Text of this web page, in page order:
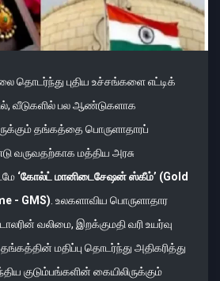
தொடர்ந்து புதிய உச்சங்களை எட்டிக்
வீடுகளில் பல ஆண்டுகளாக
தங்கத்தை பொருளாதாரப்
வருவதற்காக மத்திய அரசு
‘கோல்ட் மானிடைசேஷன் ஸ்கீம்’ (Gold
- GMS) . உலகளாவிய பொருளாதார
வலிமை, இறக்குமதி வரி உயர்வு
மதிப்பு தொடர்ந்து அதிகரித்து
குடும்பங்களின் கையிலிருக்கும்